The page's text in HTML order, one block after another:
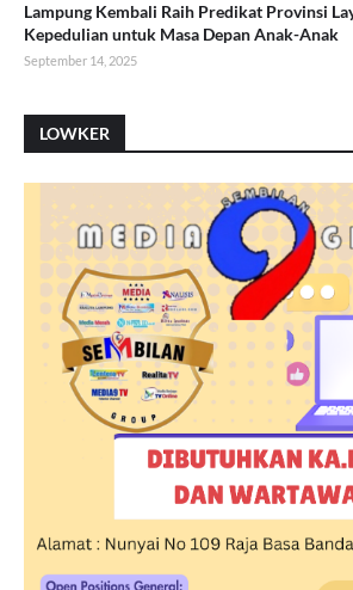
Lampung Kembali Raih Predikat Provinsi
Kepedulian untuk Masa Depan Anak-Anak
September 14, 2025
LOWKER